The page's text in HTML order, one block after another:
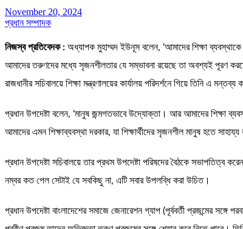
November 20, 2024
প্রধান সম্পাদক
নিজস্ব প্রতিবেদক : অধ্যাপক মুহাম্মদ ইউনূস বলেন, ‘আমাদের শিক্ষা
আমাদের তরুণদের মধ্যে সৃজনশীলতার যে সম্ভাবনা রয়েছে তা অবশ্যই পূরণ
রাজধানীর সচিবালয়ে শিক্ষা মন্ত্রণালয়ের কার্যালয় পরিদর্শনে গিয়ে তিনি এ মন্তব্য
প্রধান উপদেষ্টা বলেন, ‘মানুষ জন্মগতভাবে উদ্যোক্তা। আর আমাদের শিক্ষা
আমাদের এমন শিক্ষাব্যবস্থা দরকার, যা শিক্ষার্থীদের সৃজনশীল মানুষ হতে
প্রধান উপদেষ্টা সচিবালয়ে তার প্রথম উপদেষ্টা পরিষদের বৈঠকে সভাপতিত্ব
নম্বর কত পেল সেটাই যে সবকিছু না, এটি সবার উপলব্ধি করা উচিত।
প্রধান উপদেষ্টা বাংলাদেশের সমাজে জেনারেশন গ্যাপ (পূর্ববর্তী প্রজন্মের